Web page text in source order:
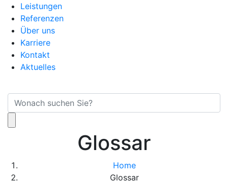
Leistungen
Referenzen
Über uns
Karriere
Kontakt
Aktuelles
Glossar
Home
Glossar